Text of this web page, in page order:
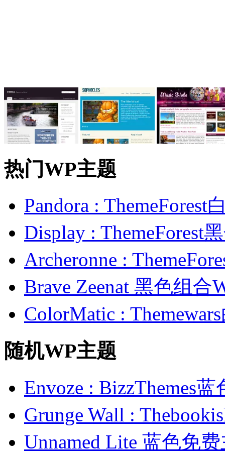
热门WP主题
Pandora : ThemeForest
Display : ThemeForest
Archeronne :
Brave Zeenat 黑色组合
ColorMatic :
随机WP主题
Envoze : BizzThemes
Grunge Wall :
Unnamed Lite 蓝色免